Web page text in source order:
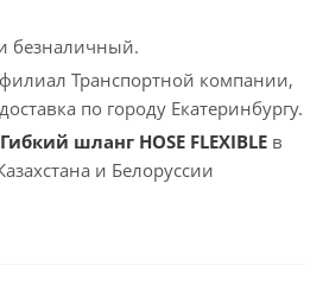
безналичный.
Транспортной компании,
по городу Екатеринбургу.
шланг HOSE FLEXIBLE в
и Белоруссии